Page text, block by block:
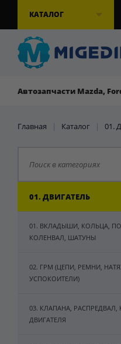
КАТАЛОГ
Автозапчасти Mazda,
Главная | Каталог | 01.
01. ДВИГАТЕЛЬ
01. ВКЛАДЫШИ, КОЛЬЦА,
КОЛЕНВАЛ, ШАТУНЫ
02. ГРМ (ЦЕПИ, РЕМНИ,
УСПОКОИТЕЛИ)
03. КЛАПАНА,
ДВИГАТЕЛЯ